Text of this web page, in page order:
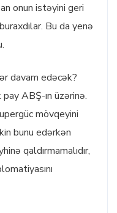
onun istəyini geri
Bu da yenə
davam edəcək?
ABŞ-ın üzərinə.
mövqeyini
bunu edərkən
qaldırmamalıdır,